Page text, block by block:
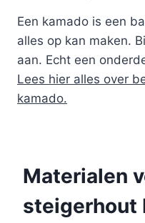
Een kamado is een
alles op kan maken.
aan. Echt een
Lees hier alles over
kamado.
Materialen
steigerhout